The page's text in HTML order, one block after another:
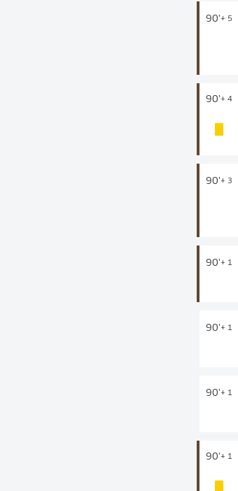
90'+ 5
90'+ 4
90'+ 3
90'+ 1
90'+ 1
90'+ 1
90'+ 1